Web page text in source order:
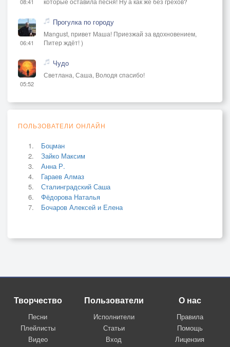
06:41
Прогулка по городу
Mangust, привет Маша! Приезжай за вдохновением,
Питер ждёт! )
05:52
Чудо
Светлана, Саша, Володя спасибо!
ПОЛЬЗОВАТЕЛИ ОНЛАЙН
Боцман
Зайко Максим
Анна Р.
Гараев Алмаз
Сталинградский Саша
Фёдорова Наталья
Бочаров Алексей и Елена
Творчество
Песни
Плейлисты
Видео
Пользователи
Исполнители
Статьи
Вход
О нас
Правила
Помощь
Лицензия